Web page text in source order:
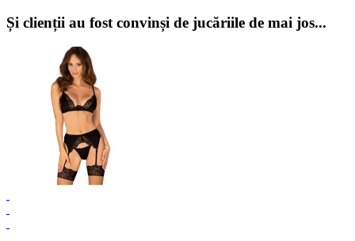
Și clienții au fost convinși de jucăriile de mai jos...